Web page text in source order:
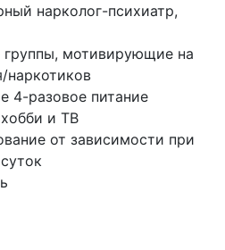
нарколог-психиатр,
группы, мотивирующие на
наркотиков
4-разовое питание
и ТВ
от зависимости при